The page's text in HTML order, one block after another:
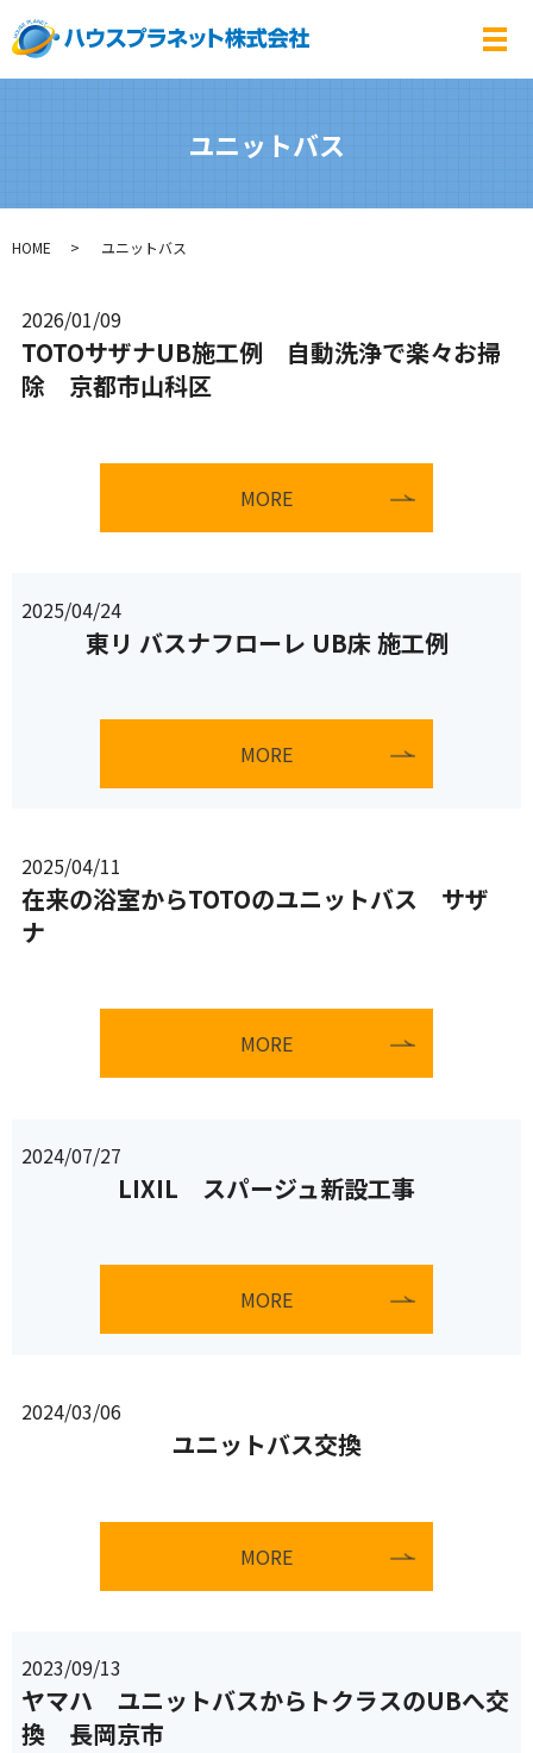
メ
ユニットバス
HOME ユニットバス
2026/01/09
TOTOサザナUB施工例 自動洗浄で楽々お掃
除 京都市山科区
MORE
2025/04/24
東リ バスナフローレ UB床 施工例
MORE
2025/04/11
在来の浴室からTOTOのユニットバス サザ
ナ
MORE
2024/07/27
LIXIL スパージュ新設工事
MORE
2024/03/06
ユニットバス交換
MORE
2023/09/13
ヤマハ ユニットバスからトクラスのUBへ交
換 長岡京市